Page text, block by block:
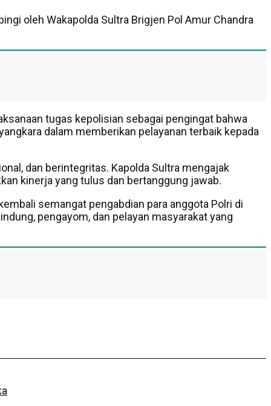
oleh Wakapolda Sultra Brigjen Pol Amur Chandra
tugas kepolisian sebagai pengingat bahwa
dalam memberikan pelayanan terbaik kepada
dan berintegritas. Kapolda Sultra mengajak
kinerja yang tulus dan bertanggung jawab.
semangat pengabdian para anggota Polri di
pengayom, dan pelayan masyarakat yang